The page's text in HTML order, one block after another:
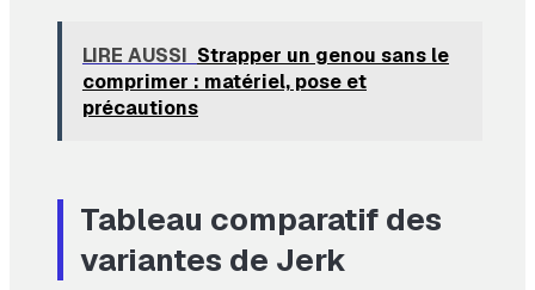
LIRE AUSSI Strapper un genou sans le
comprimer : matériel, pose et
précautions
Tableau comparatif des
variantes de Jerk